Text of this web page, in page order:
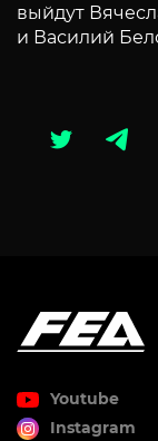
выйдут
и Василий
Youtube
Instagram